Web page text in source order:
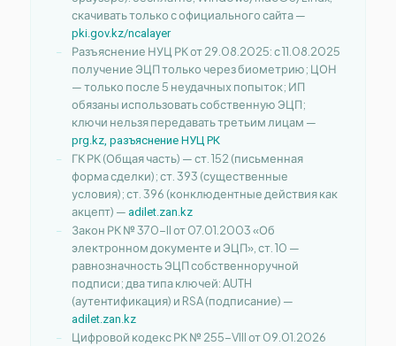
скачивать только с официального сайта —
pki.gov.kz/ncalayer
Разъяснение НУЦ РК от 29.08.2025: с 11.08.2025
получение ЭЦП только через биометрию; ЦОН
— только после 5 неудачных попыток; ИП
обязаны использовать собственную ЭЦП;
ключи нельзя передавать третьим лицам —
prg.kz, разъяснение НУЦ РК
ГК РК (Общая часть) — ст. 152 (письменная
форма сделки); ст. 393 (существенные
условия); ст. 396 (конклюдентные действия как
акцепт) — adilet.zan.kz
Закон РК № 370-II от 07.01.2003 «Об
электронном документе и ЭЦП», ст. 10 —
равнозначность ЭЦП собственноручной
подписи; два типа ключей: AUTH
(аутентификация) и RSA (подписание) —
adilet.zan.kz
Цифровой кодекс РК № 255-VIII от 09.01.2026